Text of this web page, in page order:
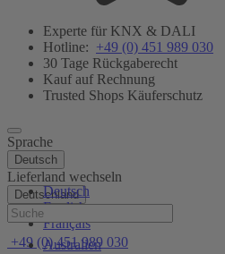
Experte für KNX & DALI
Hotline: +49 (0) 451 989 030
30 Tage Rückgaberecht
Kauf auf Rechnung
Trusted Shops Käuferschutz
Sprache
Deutsch
Deutsch
English
Français
Lieferland wechseln
Deutschland
Australien
Hilfe
+49 (0) 451 989 030